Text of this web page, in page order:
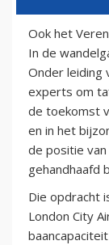
Ook het
In de
Onder leiding
experts om
de toekomst
en in het
de positie
gehandhaafd
Die opdracht
London City